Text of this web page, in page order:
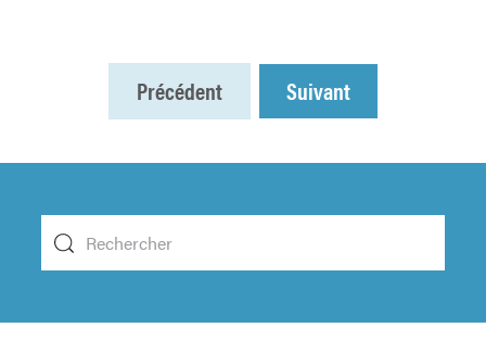
Précédent Suivant